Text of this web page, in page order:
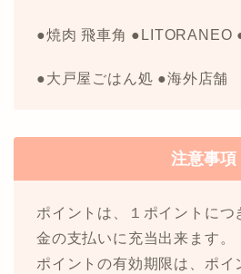
●焼肉 飛車角 ●LITORANEO
●大戸屋ごはん処 ●海外店舗
注意事項
ポイントは、１ポイントにつ
金の支払いに充当出来ます。
ポイントの有効期限は、ポイ